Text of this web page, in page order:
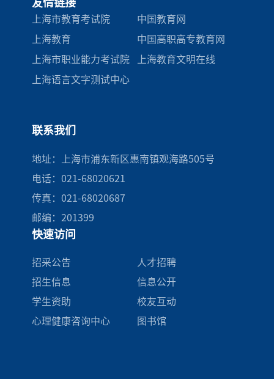
友情链接
上海市教育考试院 中国教育网
上海教育 中国高职高专教育网
上海市职业能力考试院 上海教育文明在线
上海语言文字测试中心
联系我们
地址：上海市浦东新区惠南镇观海路505号
电话：021-68020621
传真：021-68020687
邮编：201399
快速访问
招采公告
人才招聘
招生信息
信息公开
学生资助
校友互动
心理健康咨询中心
图书馆